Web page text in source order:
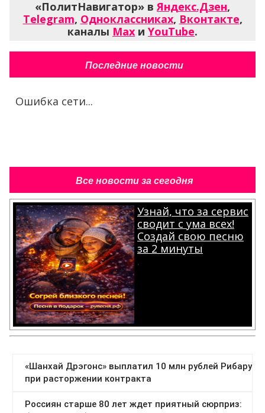
«ПолитНавигатор» вЯндекс.Дзен,
Telegram, Одноклассниках, Вконтакте,
каналы Max и YouTube.
Последние новости
Ошибка сети...
Все новости за сегодня
Узнай, что за сервис
сводит с ума всех!
Создай свою песню
за 2 минуты
.